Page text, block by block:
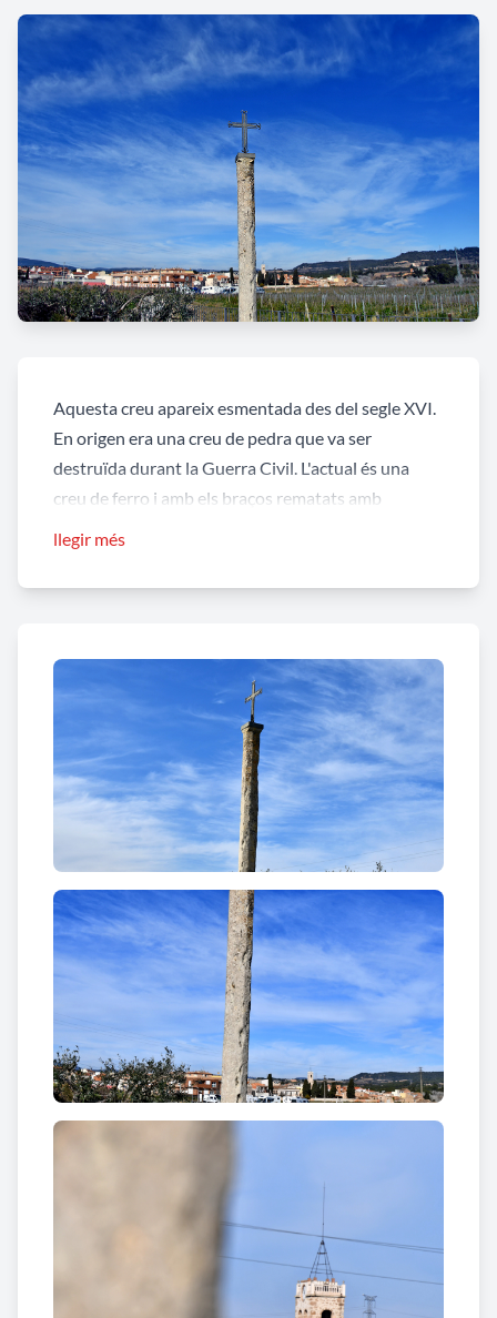
Aquesta creu apareix esmentada des del segle XVI.
En origen era una creu de pedra que va ser
destruïda durant la Guerra Civil. L'actual és una
creu de ferro i amb els braços rematats amb
alçada. Just a sobre hi ha una columna octogonal,
llegir més